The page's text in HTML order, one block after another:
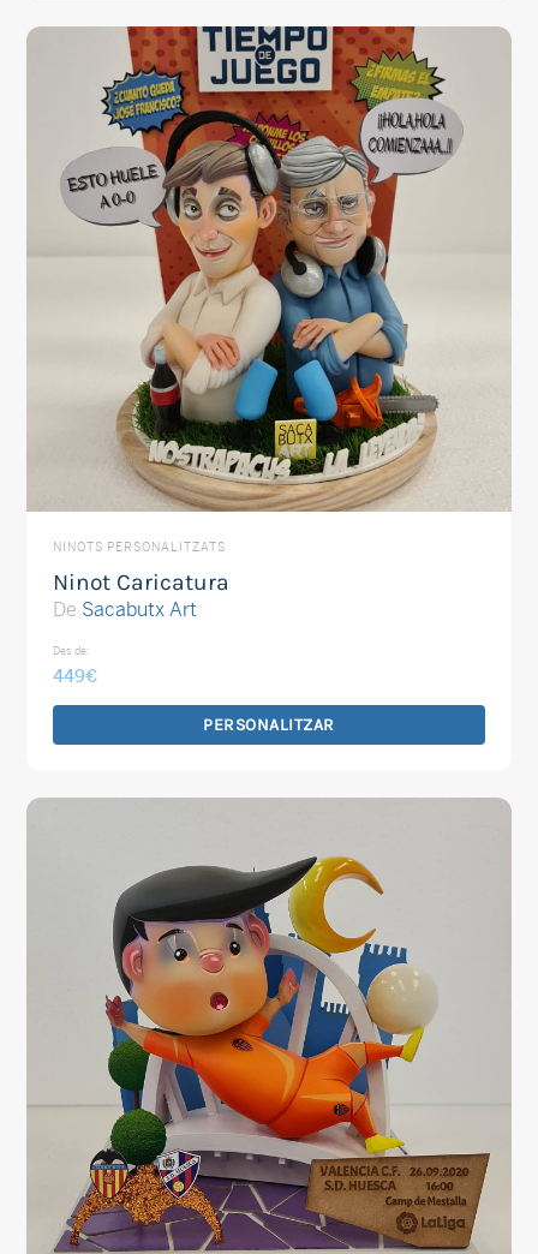
NINOTS PERSONALITZATS
Ninot Caricatura
De Sacabutx Art
Des de:
449€
PERSONALITZAR